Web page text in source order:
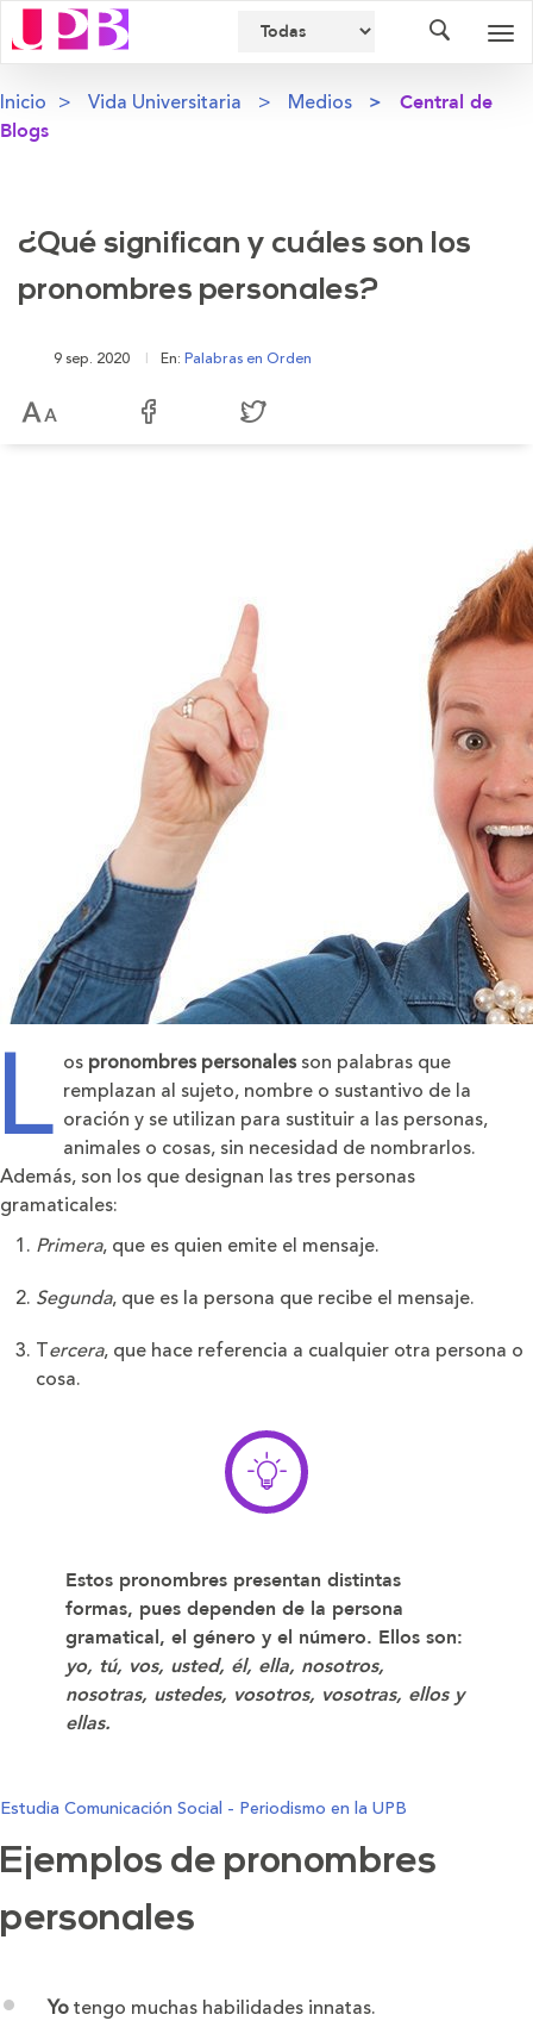
Inicio Vida Universitaria Medios
Central de
Blogs
¿Qué significan y cuáles son los
pronombres personales?
9 sep. 2020 En: Palabras en Orden
ospronombres personales son palabras que
remplazan al sujeto, nombre o sustantivo de la
oración y se utilizan para sustituir a las personas,
animales o cosas, sin necesidad de nombrarlos.
Además, son los que designan las tres personas
gramaticales:
Primera, que es quien emite el mensaje.
Segunda, que es la persona que recibe el mensaje.
Tercera, que hace referencia a cualquier otra persona o
cosa.
Estos pronombres presentan distintas
formas, pues dependen de la persona
gramatical, el género y el número. Ellos son:
yo, tú, vos, usted, él, ella, nosotros,
nosotras, ustedes, vosotros, vosotras, ellos y
ellas.
Estudia Comunicación Social - Periodismo en la UPB
Ejemplos de pronombres
personales
Yotengo muchas habilidades innatas.